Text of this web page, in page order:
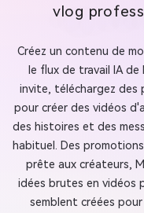
vlog
Créez un contenu de
le flux de travail IA de
invite, téléchargez des
pour créer des vidéos
des histoires et des
habituel. Des
prête aux créateurs,
idées brutes en vidéos
semblent créées